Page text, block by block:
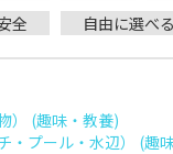
全 自由に選べる
） (趣味・教養)
・プール・水辺） (趣